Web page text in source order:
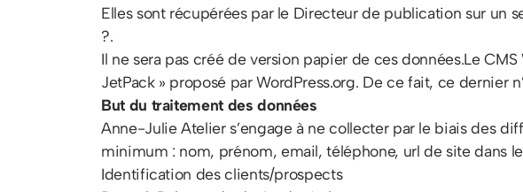
Elles sont récupérées par le Directeur de publication sur un
?.
Il ne sera pas créé de version papier de ces données.Le
JetPack » proposé par WordPress.org. De ce fait, ce dernier
But du traitement des données
Anne-Julie Atelier s’engage à ne collecter par le biais des
minimum : nom, prénom, email, téléphone, url de site dans
Identification des clients/prospects